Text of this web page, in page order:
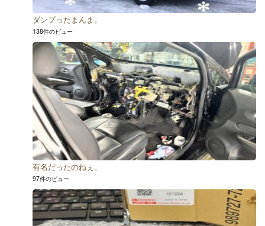
ダンプったまんま。
138件のビュー
有名だったのねぇ。
97件のビュー